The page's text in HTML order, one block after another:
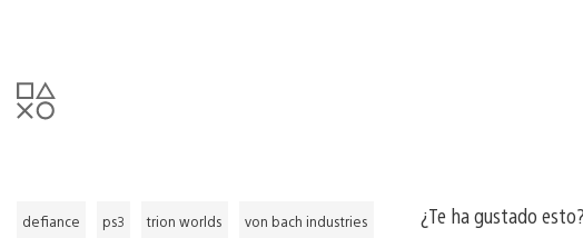
defiance ps3 trion worlds von bach industries
¿Te ha gustado esto?